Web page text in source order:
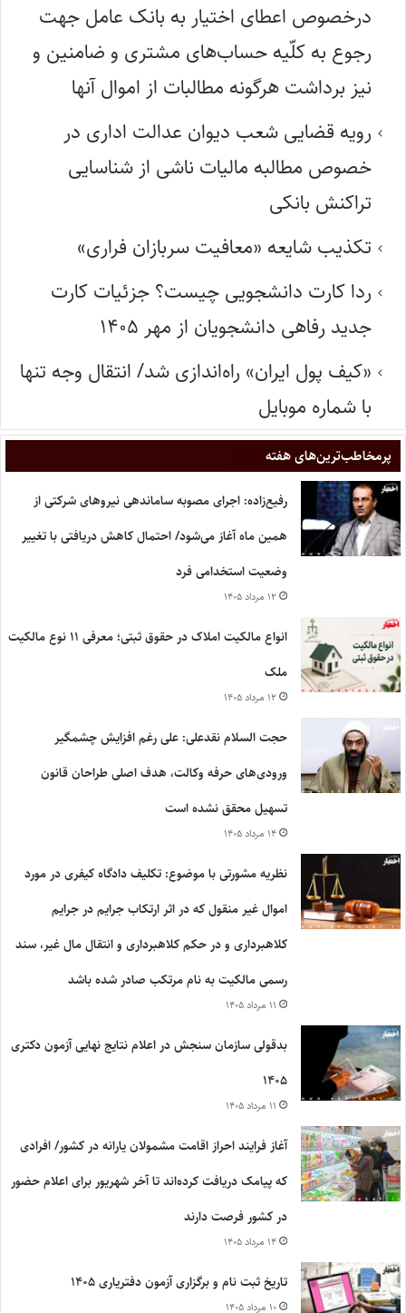
درخصوص اعطای اختیار به بانک عامل جهت
رجوع به کلّیه حساب‌های مشتری و ضامنین و
نیز برداشت هرگونه مطالبات از اموال آنها
رویه قضایی شعب دیوان عدالت اداری در
خصوص مطالبه مالیات ناشی از شناسایی
تراکنش بانکی
تکذیب شایعه «معافیت سربازان فراری»
ردا کارت دانشجویی چیست؟ جزئیات کارت
جدید رفاهی دانشجویان از مهر ۱۴۰۵
«کیف پول ایران» راه‌اندازی شد/ انتقال وجه تنها
با شماره موبایل
پر‌مخاطب‌ترین‌های هفته
رفیع‌زاده: اجرای مصوبه ساماندهی نیروهای شرکتی از
همین ماه آغاز می‌شود/ احتمال کاهش دریافتی با تغییر
وضعیت استخدامی فرد
۱۲ مرداد ۱۴۰۵
انواع مالکیت املاک در حقوق ثبتی؛ معرفی ۱۱ نوع مالکیت
ملک
۱۲ مرداد ۱۴۰۵
حجت السلام نقدعلی: علی رغم افزایش چشمگیر
ورودی‌های حرفه وکالت، هدف اصلی طراحان قانون
تسهیل محقق نشده است
۱۴ مرداد ۱۴۰۵
نظریه مشورتی با موضوع: تکلیف دادگاه کیفری در مورد
اموال غیر منقول که در اثر ارتکاب جرایم در جرایم
کلاهبرداری و در حکم کلاهبرداری و انتقال مال غیر، سند
رسمی مالکیت به نام مرتکب صادر شده باشد
۱۱ مرداد ۱۴۰۵
بدقولی سازمان سنجش در اعلام نتایج نهایی آزمون دکتری
۱۴۰۵
۱۱ مرداد ۱۴۰۵
آغاز فرایند احراز اقامت مشمولان یارانه در کشور/ افرادی
که پیامک دریافت کرده‌اند تا آخر شهریور برای اعلام حضور
در کشور فرصت دارند
۱۴ مرداد ۱۴۰۵
تاریخ ثبت نام و برگزاری آزمون دفتریاری ۱۴۰۵
۱۰ مرداد ۱۴۰۵